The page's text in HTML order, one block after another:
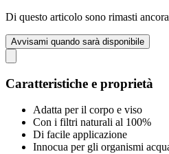
Di questo articolo sono rimasti
Avvisami quando sarà disponibile
Caratteristiche e proprietà
Adatta per il corpo e viso
Con i filtri naturali al 100%
Di facile applicazione
Innocua per gli organismi